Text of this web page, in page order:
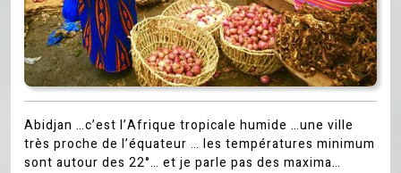
Abidjan …c’est l’Afrique tropicale humide …une ville
très proche de l’équateur … les températures minimum
sont autour des 22°… et je parle pas des maxima…